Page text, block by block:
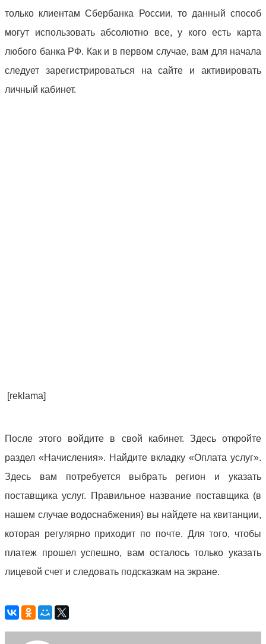
только клиентам Сбербанка России, то данный способ
могут использовать абсолютно все, у кого есть карта
любого банка РФ. Как и в первом случае, вам для начала
следует зарегистрироваться на сайте и активировать
личный кабинет.
[reklama]
После этого войдите в свой кабинет. Здесь откройте
раздел «Начисления». Найдите вкладку «Оплата услуг».
Здесь вам потребуется выбрать регион и указать
поставщика услуг. Правильное название поставщика (в
нашем случае водоснабжения) вы найдете на квитанции,
которая регулярно приходит по почте. Для того, чтобы
платеж прошел успешно, вам осталось только указать
лицевой счет и следовать подсказкам на экране.